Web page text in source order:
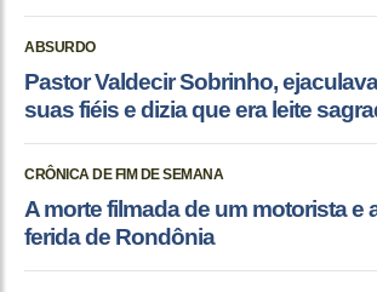
ABSURDO
Pastor Valdecir Sobrinho,
suas fiéis e dizia que era leite
CRÔNICA DE FIM DE SEMANA
A morte filmada de um motorista e
ferida de Rondônia